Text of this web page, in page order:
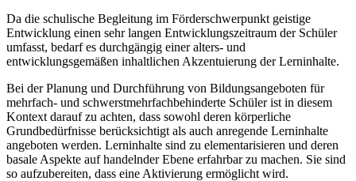
Da die schulische Begleitung im Förderschwerpunkt geistige
Entwicklung einen sehr langen Entwicklungszeitraum der Schüler
umfasst, bedarf es durchgängig einer alters- und
entwicklungsgemäßen inhaltlichen Akzentuierung der Lerninhalte.
Bei der Planung und Durchführung von Bildungsangeboten für
mehrfach- und schwerstmehrfachbehinderte Schüler ist in diesem
Kontext darauf zu achten, dass sowohl deren körperliche
Grundbedürfnisse berücksichtigt als auch anregende Lerninhalte
angeboten werden. Lerninhalte sind zu elementarisieren und deren
basale Aspekte auf handelnder Ebene erfahrbar zu machen. Sie sind
so aufzubereiten, dass eine Aktivierung ermöglicht wird.